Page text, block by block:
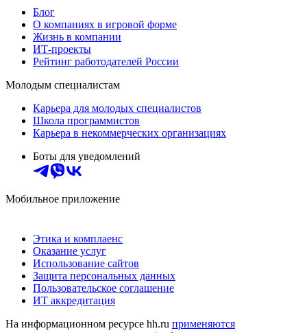
Блог
О компаниях в игровой форме
Жизнь в компании
ИТ-проекты
Рейтинг работодателей России
Молодым специалистам
Карьера для молодых специалистов
Школа программистов
Карьера в некоммерческих организациях
Боты для уведомлений
Мобильное приложение
Этика и комплаенс
Оказание услуг
Использование сайтов
Защита персональных данных
Пользовательское соглашение
ИТ аккредитация
На информационном ресурсе hh.ru применяются